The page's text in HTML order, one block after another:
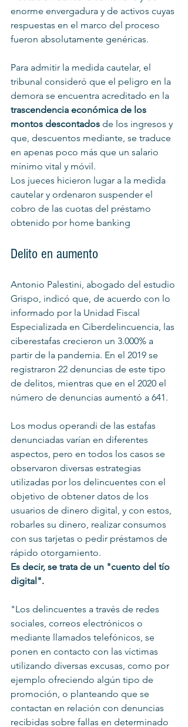
enorme envergadura y de activos cuyas
respuestas en el marco del proceso
fueron absolutamente genéricas.
Para admitir la medida cautelar, el
tribunal consideró que el peligro en la
demora se encuentra acreditado en la
trascendencia económica de los
montos descontados de los ingresos y
que, descuentos mediante, se traduce
en apenas poco más que un salario
mínimo vital y móvil.
Los jueces hicieron lugar a la medida
cautelar y ordenaron suspender el
cobro de las cuotas del préstamo
obtenido por home banking
Delito en aumento
Antonio Palestini, abogado del estudio
Grispo, indicó que, de acuerdo con lo
informado por la Unidad Fiscal
Especializada en Ciberdelincuencia, las
ciberestafas crecieron un 3.000% a
partir de la pandemia. En el 2019 se
registraron 22 denuncias de este tipo
de delitos, mientras que en el 2020 el
número de denuncias aumentó a 641.
Los modus operandi de las estafas
denunciadas varían en diferentes
aspectos, pero en todos los casos se
observaron diversas estrategias
utilizadas por los delincuentes con el
objetivo de obtener datos de los
usuarios de dinero digital, y con estos,
robarles su dinero, realizar consumos
con sus tarjetas o pedir préstamos de
rápido otorgamiento.
Es decir, se trata de un "cuento del tío
digital".
"Los delincuentes a través de redes
sociales, correos electrónicos o
mediante llamados telefónicos, se
ponen en contacto con las víctimas
utilizando diversas excusas, como por
ejemplo ofreciendo algún tipo de
promoción, o planteando que se
contactan en relación con denuncias
recibidas sobre fallas en determinado